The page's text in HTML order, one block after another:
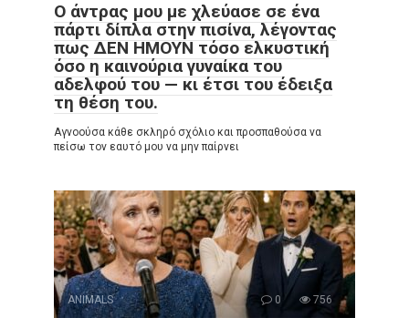
Ο άντρας μου με χλεύασε σε ένα
πάρτι δίπλα στην πισίνα, λέγοντας
πως ΔΕΝ ΗΜΟΥΝ τόσο ελκυστική
όσο η καινούρια γυναίκα του
αδελφού του — κι έτσι του έδειξα
τη θέση του.
Αγνοούσα κάθε σκληρό σχόλιο και προσπαθούσα να
πείσω τον εαυτό μου να μην παίρνει
ANIMALS 0 756